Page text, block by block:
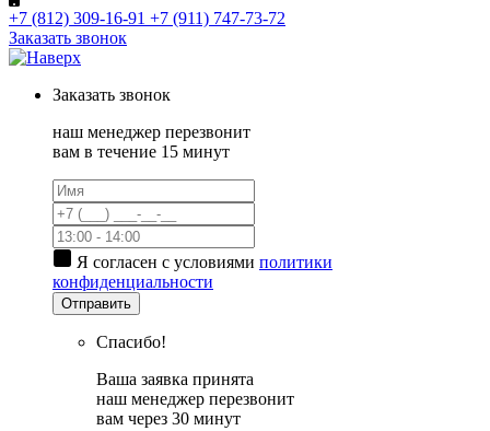
+7 (812) 309-16-91 +7 (911) 747-73-72
Заказать звонок
Заказать звонок
наш менеджер перезвонит
вам в течение 15 минут
Я согласен с условиями политики
конфиденциальности
Отправить
Спасибо!
Ваша заявка принята
наш менеджер перезвонит
вам через 30 минут